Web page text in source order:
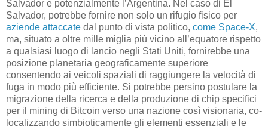
Salvador e potenzialmente l’Argentina. Nel caso di El
Salvador, potrebbe fornire non solo un rifugio fisico per
aziende attaccate dal punto di vista politico, come Space-X,
ma, situato a oltre mille miglia più vicino all’equatore rispetto
a qualsiasi luogo di lancio negli Stati Uniti, fornirebbe una
posizione planetaria geograficamente superiore
consentendo ai veicoli spaziali di raggiungere la velocità di
fuga in modo più efficiente. Si potrebbe persino postulare la
migrazione della ricerca e della produzione di chip specifici
per il mining di Bitcoin verso una nazione così visionaria, co-
localizzando simbioticamente gli elementi essenziali e le